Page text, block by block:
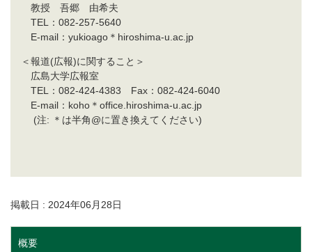
教授 吾郷 由希夫
TEL：082-257-5640
E-mail：yukioago＊hiroshima-u.ac.jp
＜報道(広報)に関すること＞
広島大学広報室
TEL：082-424-4383 Fax：082-424-6040
E-mail：koho＊office.hiroshima-u.ac.jp
(注: ＊は半角@に置き換えてください)
掲載日 : 2024年06月28日
概要